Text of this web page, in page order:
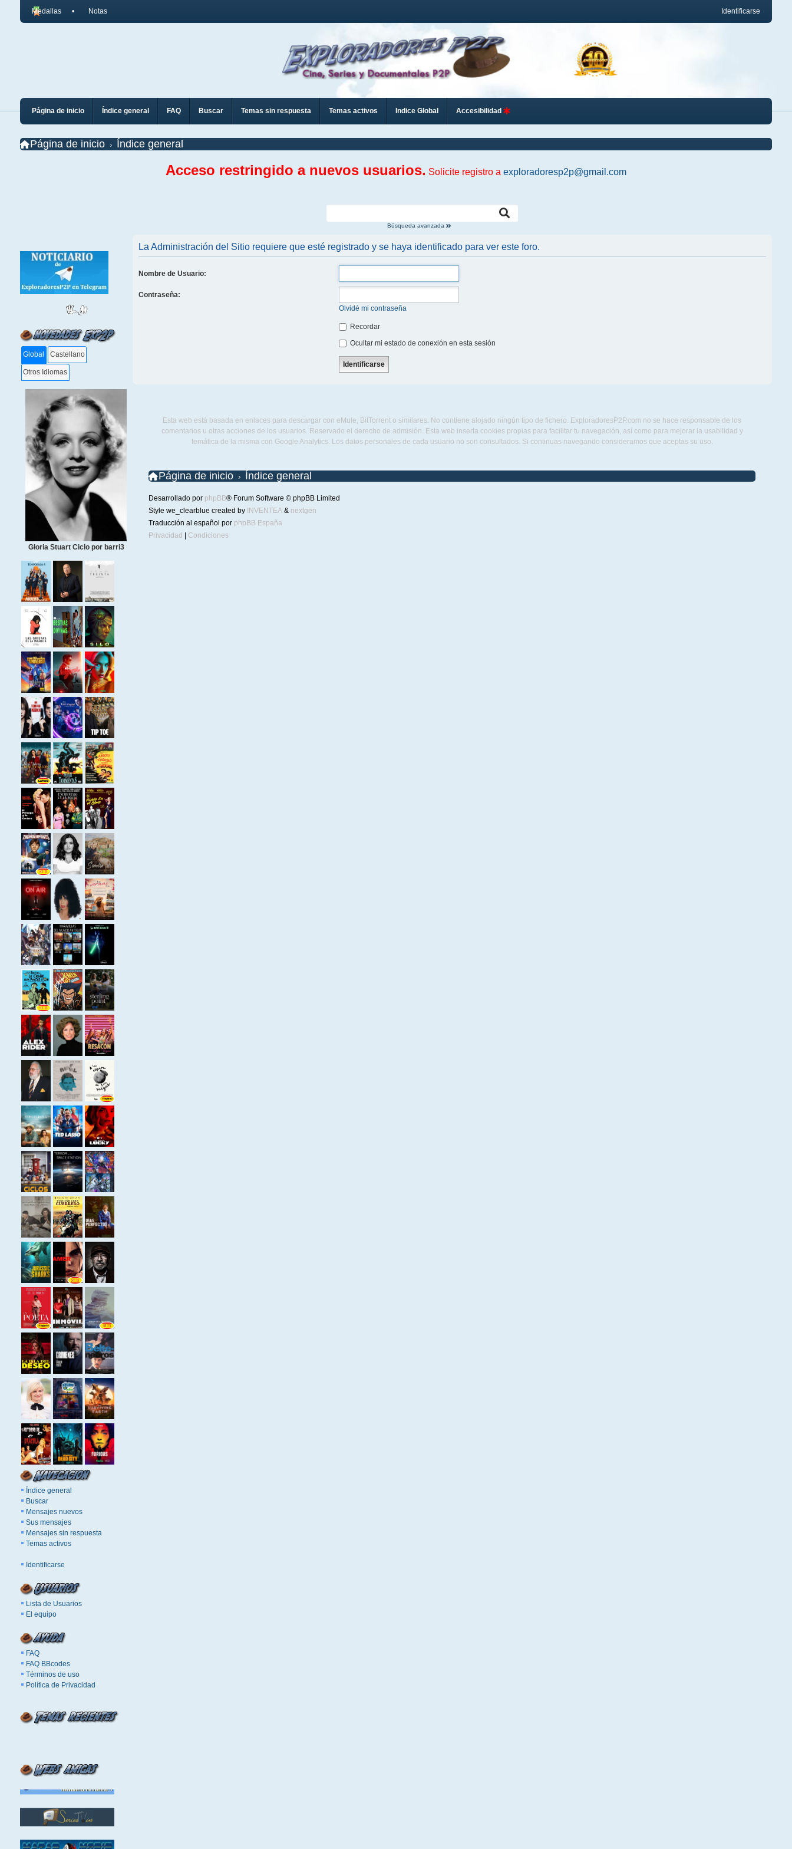
Identificarse
Medallas Notas
Página de inicio Índice general FAQ Buscar Temas sin respuesta Temas activos Indice Global Accesibilidad
Página de inicio Índice general
Acceso restringido a nuevos usuarios. Solicite registro a exploradoresp2p@gmail.com
Búsqueda avanzada
Global Castellano
Otros Idiomas
Gloria Stuart Ciclo por barri3
Índice general
Buscar
Mensajes nuevos
Sus mensajes
Mensajes sin respuesta
Temas activos
Identificarse
Lista de Usuarios
El equipo
FAQ
FAQ BBcodes
Términos de uso
Política de Privacidad
La Administración del Sitio requiere que esté registrado y se haya identificado para ver este foro.
Nombre de Usuario:
Contraseña:
Olvidé mi contraseña
Recordar
Ocultar mi estado de conexión en esta sesión
Esta web está basada en enlaces para descargar con eMule, BitTorrent o similares. No contiene alojado ningún tipo de fichero. ExploradoresP2P.com no se hace responsable de los
comentarios u otras acciones de los usuarios. Reservado el derecho de admisión. Esta web inserta cookies propias para facilitar tu navegación, así como para mejorar la usabilidad y
temática de la misma con Google Analytics. Los datos personales de cada usuario no son consultados. Si continuas navegando consideramos que aceptas su uso.
Página de inicio Índice general
Desarrollado por phpBB® Forum Software © phpBB Limited
Style we_clearblue created by INVENTEA& nextgen
Traducción al español por phpBB España
Privacidad
Condiciones